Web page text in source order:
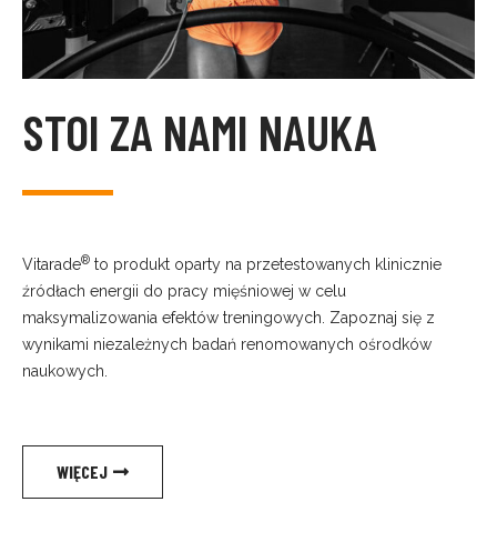
STOI ZA NAMI NAUKA
Vitarade® to produkt oparty na przetestowanych klinicznie
źródłach energii do pracy mięśniowej w celu
maksymalizowania efektów treningowych. Zapoznaj się z
wynikami niezależnych badań renomowanych ośrodków
naukowych.
WIĘCEJ